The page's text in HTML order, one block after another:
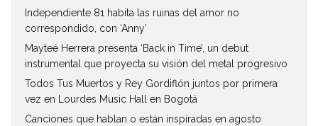
Independiente 81 habita las ruinas del amor no
correspondido, con ‘Anny’
Mayteé Herrera presenta ‘Back in Time’, un debut
instrumental que proyecta su visión del metal progresivo
Todos Tus Muertos y Rey Gordiflón juntos por primera
vez en Lourdes Music Hall en Bogotá
Canciones que hablan o están inspiradas en agosto